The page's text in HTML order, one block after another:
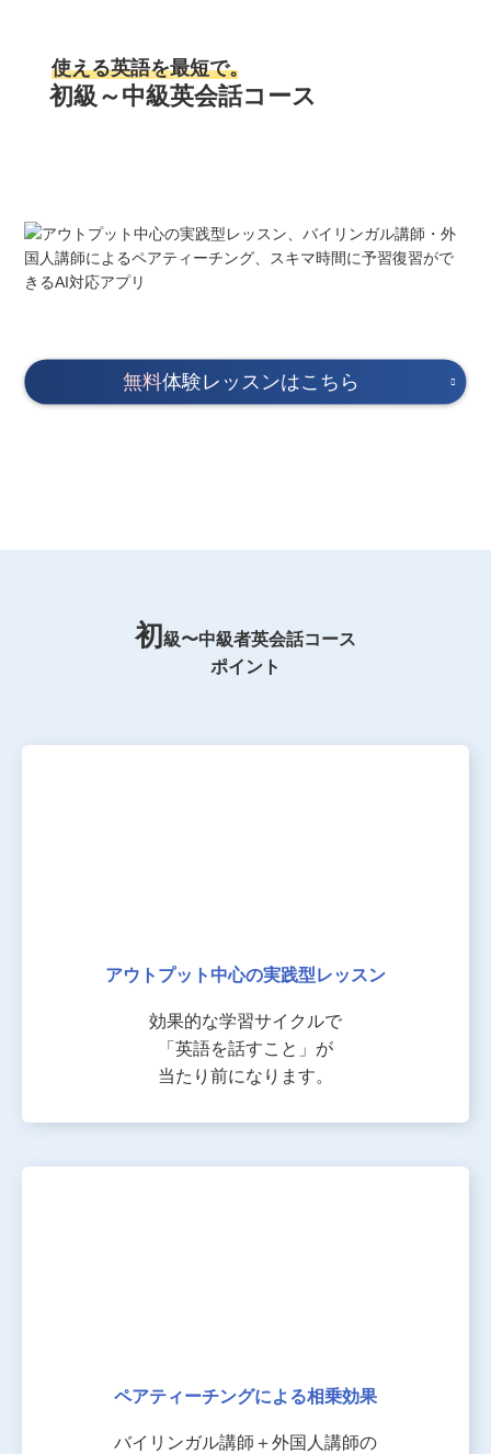
使える英語を最短で。
初級～中級英会話コース
無料体験レッスンはこちら
初級〜中級者英会話コース
ポイント
アウトプット中心の実践型レッスン
効果的な学習サイクルで
「英語を話すこと」が
当たり前になります。
ペアティーチングによる相乗効果
バイリンガル講師＋外国人講師の